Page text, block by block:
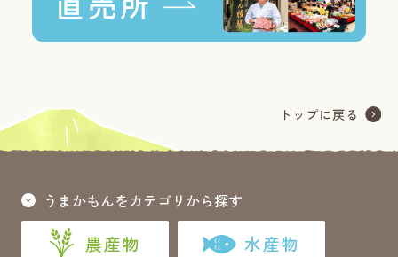
うまかもんをカテゴリから探す
農産物 水産物